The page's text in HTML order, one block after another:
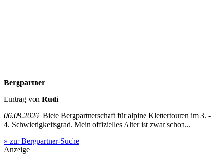
Bergpartner
Eintrag von Rudi
06.08.2026 Biete Bergpartnerschaft für alpine Klettertouren im 3. -
4. Schwierigkeitsgrad. Mein offizielles Alter ist zwar schon...
» zur Bergpartner-Suche
Anzeige